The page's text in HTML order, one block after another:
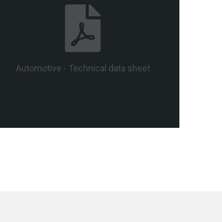
Automotive - Technical data sheet